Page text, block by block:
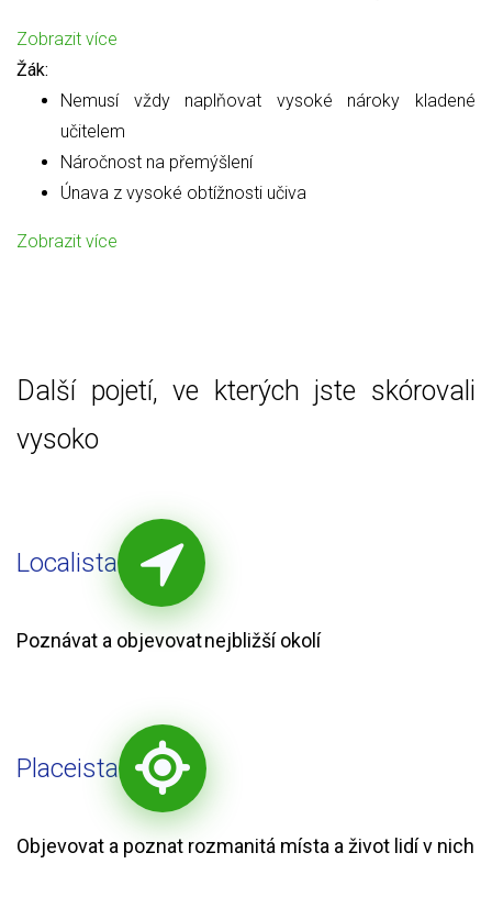
Zobrazit více
Žák:
Nemusí vždy naplňovat vysoké nároky kladené
učitelem
Náročnost na přemýšlení
Únava z vysoké obtížnosti učiva
Zobrazit více
Další pojetí, ve kterých jste skórovali
vysoko
Localista
Poznávat a objevovat nejbližší okolí
Placeista
Objevovat a poznat rozmanitá místa a život lidí v nich